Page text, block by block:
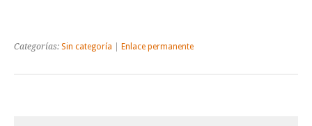
Categorías: Sin categoría Enlace permanente